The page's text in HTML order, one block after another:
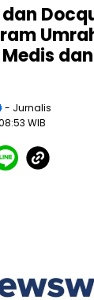
- Jurnalis
WIB